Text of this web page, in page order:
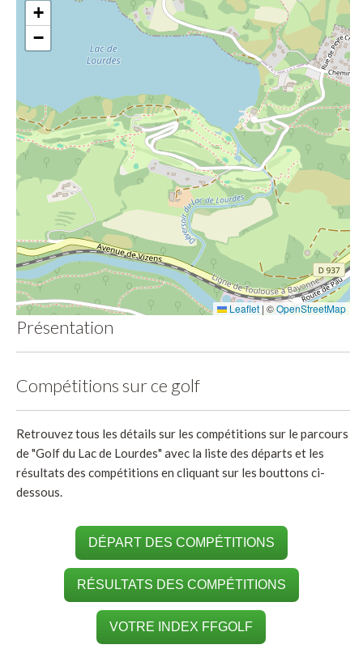
+
−
Leaflet | ©OpenStreetMap
Présentation
Compétitions sur ce golf
Retrouvez tous les détails sur les compétitions sur le parcours
de "Golf du Lac de Lourdes" avec la liste des départs et les
résultats des compétitions en cliquant sur les bouttons ci-
dessous.
DÉPART DES COMPÉTITIONS
RÉSULTATS DES COMPÉTITIONS
VOTRE INDEX FFGOLF